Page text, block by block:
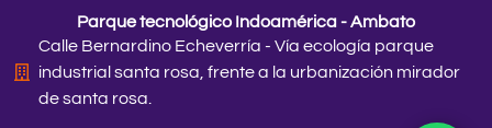
Parque tecnológico Indoamérica - Ambato
Calle Bernardino Echeverría - Vía ecología parque
industrial santa rosa, frente a la urbanización mirador
de santa rosa.